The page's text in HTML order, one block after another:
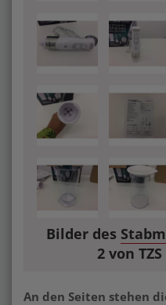
Bilder des
2 von
An den Seiten stehen